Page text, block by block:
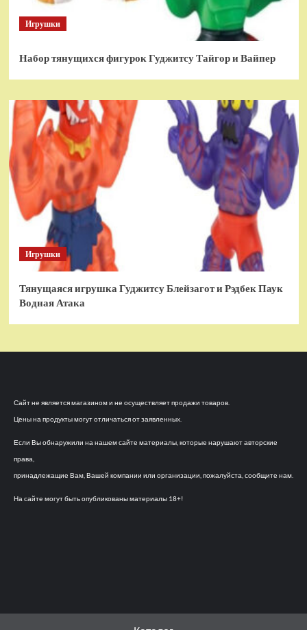
Игрушки
Набор тянущихся фигурок Гуджитсу Тайгор и Вайпер
Игрушки
Тянущаяся игрушка Гуджитсу Блейзагот и Рэдбек Паук
Водная Атака
Сайт не является магазином и не осуществляет продажи товаров.
Цены на продукты могут отличаться от заявленных.
Если Вы обнаружили на нашем сайте материалы, которые нарушают авторские
права,
принадлежащие Вам, Вашей компании или организации, пожалуйста, сообщите нам.
На сайте могут быть опубликованы материалы 18+!